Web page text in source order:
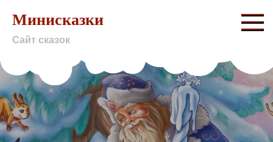
content
Минисказки
Сайт сказок